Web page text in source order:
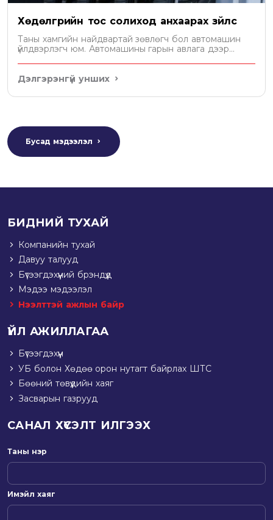
Хөдөлгүүрийн тос солиход анхаарах зүйлс
Таны хамгийн найдвартай зөвлөгч бол автомашин
үйлдвэрлэгч юм. Автомашины гарын авлага дээр
Дэлгэрэнгүй унших
Бусад мэдээлэл
БИДНИЙ ТУХАЙ
Компанийн тухай
Давуу талууд
Бүтээгдэхүүний брэндүүд
Мэдээ мэдээлэл
Нээлттэй ажлын байр
ҮЙЛ АЖИЛЛАГАА
Бүтээгдэхүүн
УБ болон Хөдөө орон нутагт байрлах ШТС
Бөөний төвүүдийн хаяг
Засварын газрууд
САНАЛ ХҮСЭЛТ ИЛГЭЭХ
Таны нэр
Имэйл хаяг